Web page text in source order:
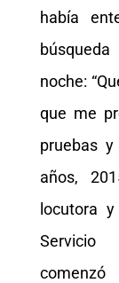
había
noche:
que me
pruebas
años,
locutora